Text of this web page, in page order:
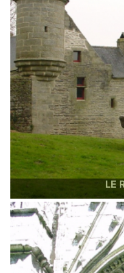
LE
Le manoir, son
Image